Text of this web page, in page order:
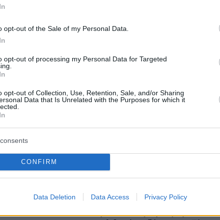
opt-out of the Sale of my Personal Data.
opt-out of processing my Personal Data for Targeted
opt-out of Collection, Use, Retention, Sale, and/or Sharing
Data that Is Unrelated with the Purposes for which it
CONFIRM
Data Deletion Data Access Privacy Policy
στοProtothema.gr
Ειδήσεις
στην Ισπανία
τη δεκαετία του
τους
τάση που κυριαρχεί στο
πριν 26 λεπτά
Η μυστικιστική ατμόσφαιρα του